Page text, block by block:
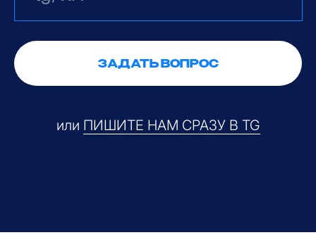
Или переходите в
карты и читайте
отзыы довольных